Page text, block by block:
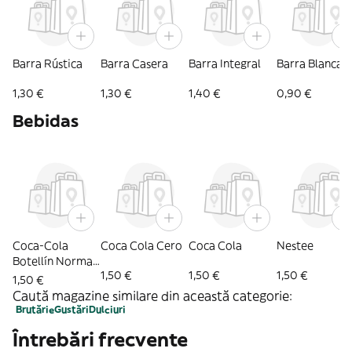
Barra Rústica
1,30 €
Barra Casera
1,30 €
Barra Integral
1,40 €
Barra Blanca
0,90 €
Bebidas
Coca-Cola
Botellín Normal
Y Cero
1,50 €
Coca Cola Cero
1,50 €
Coca Cola
1,50 €
Nestee
1,50 €
Caută magazine similare din această categorie:
BrutărieGustăriDulciuri
Întrebări frecvente